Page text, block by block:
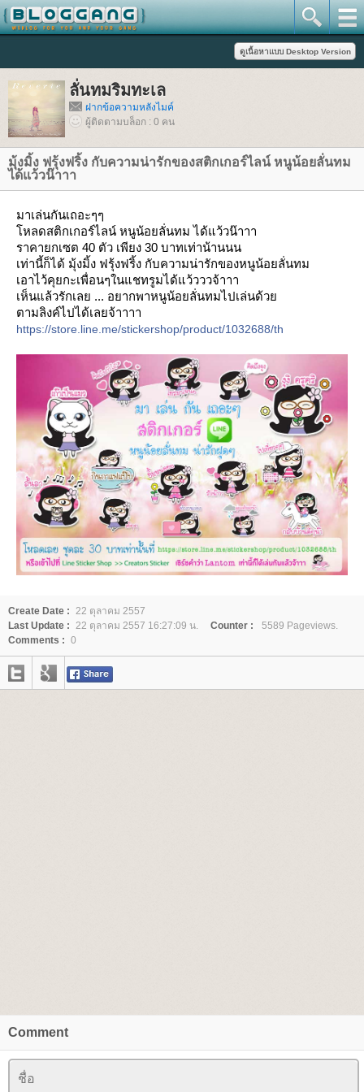
ลั่นทมริมทะเล
ฝากข้อความหลังไมค์
ผู้ติดตามบล็อก : 0 คน
มุ้งมิ้ง ฟรุ้งฟริ้ง กับความน่ารักของสติกเกอร์ไลน์ หนูน้อยลั่นทม
ได้แว้วน๊าาา
มาเล่นกันเถอะๆๆ
หลดสติกเกอร์ไลน์ หนูน้อยลั่นทม ได้แว้วน๊าาา
ราคายกเซต 40 ตัว เพียง 30 บาทเท่าน้านนน
เท่านี้ก็ได้ มุ้งมิ้ง ฟรุ้งฟริ้ง กับความน่ารักของหนูน้อยลั่นทม
เอาไว้คุยกะเพื่อนๆในแชทรูมได้แว้วววจ้าาา
เห็นแล้วรักเลย ... อยากพาหนูน้อยลั่นทมไปเล่นด้ว
ตามลิงค์ไปได้เลยจ้าาาา
https://store.line.me/stickershop/product/1032688/th
Create Date : 22 ตุลาคม 2557
Last Update : 22 ตุลาคม 2557 16:27:09 น. Counter :
5589 Pageviews.
Comments : 0
Comment